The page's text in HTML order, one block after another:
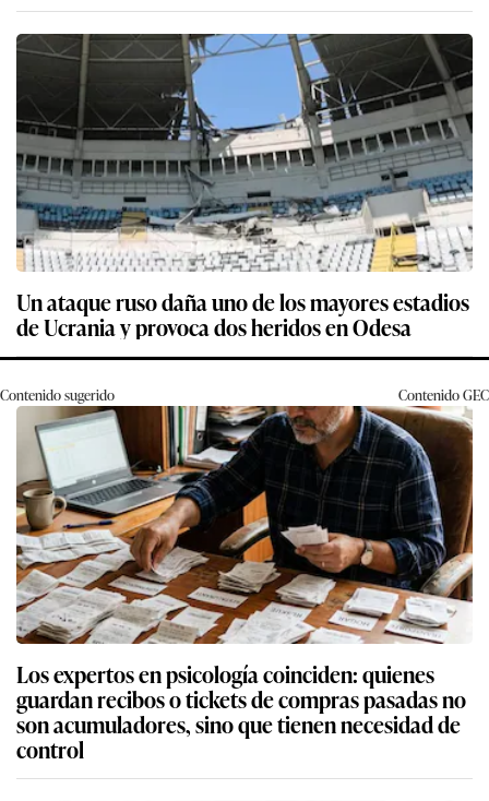
Un ataque ruso daña uno de los mayores estadios
de Ucrania y provoca dos heridos en Odesa
Contenido sugerido ContenidoGEC
Los expertos en psicología coinciden: quienes
guardan recibos o tickets de compras pasadas no
son acumuladores, sino que tienen necesidad de
control